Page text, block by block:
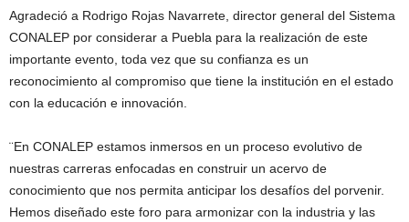
Agradeció a Rodrigo Rojas Navarrete, director general del Sistema
CONALEP por considerar a Puebla para la realización de este
importante evento, toda vez que su confianza es un
reconocimiento al compromiso que tiene la institución en el estado
con la educación e innovación.
¨En CONALEP estamos inmersos en un proceso evolutivo de
nuestras carreras enfocadas en construir un acervo de
conocimiento que nos permita anticipar los desafíos del porvenir.
Hemos diseñado este foro para armonizar con la industria y las